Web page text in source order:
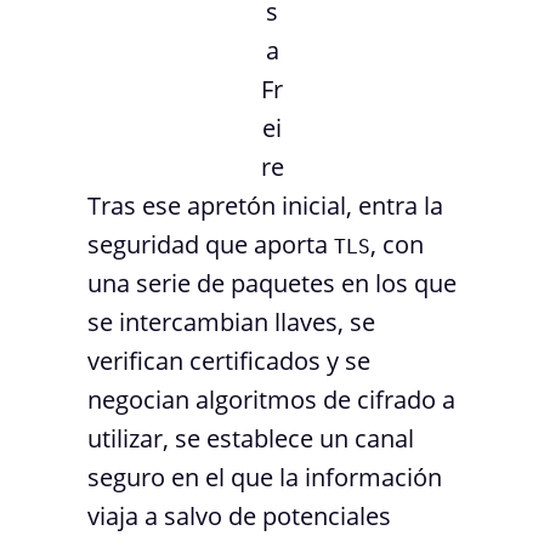
s
a
Fr
ei
re
Tras ese apretón inicial, entra la
seguridad que aporta TLS, con
una serie de paquetes en los que
se intercambian llaves, se
verifican certificados y se
negocian algoritmos de cifrado a
utilizar, se establece un canal
seguro en el que la información
viaja a salvo de potenciales